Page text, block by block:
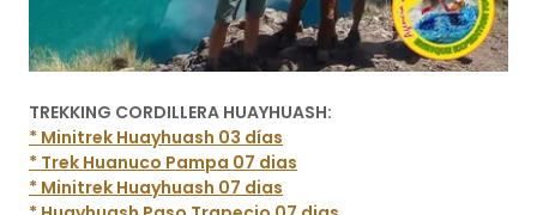
TREKKING CORDILLERA HUAYHUASH:
* Minitrek Huayhuash 03 días
* Trek Huanuco Pampa 07 dias
* Minitrek Huayhuash 07 dias